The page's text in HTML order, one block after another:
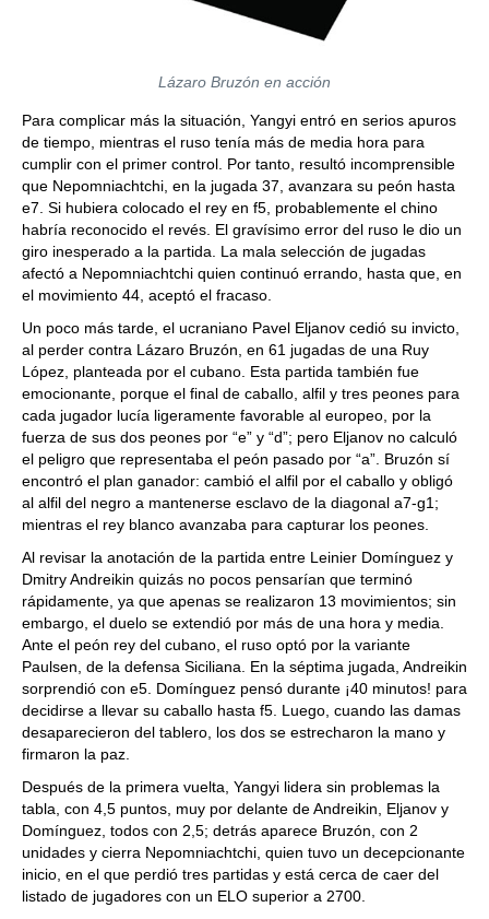
Lázaro Bruzón en acción
Para complicar más la situación, Yangyi entró en serios apuros
de tiempo, mientras el ruso tenía más de media hora para
cumplir con el primer control. Por tanto, resultó incomprensible
que Nepomniachtchi, en la jugada 37, avanzara su peón hasta
e7. Si hubiera colocado el rey en f5, probablemente el chino
habría reconocido el revés. El gravísimo error del ruso le dio un
giro inesperado a la partida. La mala selección de jugadas
afectó a Nepomniachtchi quien continuó errando, hasta que, en
el movimiento 44, aceptó el fracaso.
Un poco más tarde, el ucraniano Pavel Eljanov cedió su invicto,
al perder contra Lázaro Bruzón, en 61 jugadas de una Ruy
López, planteada por el cubano. Esta partida también fue
emocionante, porque el final de caballo, alfil y tres peones para
cada jugador lucía ligeramente favorable al europeo, por la
fuerza de sus dos peones por “e” y “d”; pero Eljanov no calculó
el peligro que representaba el peón pasado por “a”. Bruzón sí
encontró el plan ganador: cambió el alfil por el caballo y obligó
al alfil del negro a mantenerse esclavo de la diagonal a7-g1;
mientras el rey blanco avanzaba para capturar los peones.
Al revisar la anotación de la partida entre Leinier Domínguez y
Dmitry Andreikin quizás no pocos pensarían que terminó
rápidamente, ya que apenas se realizaron 13 movimientos; sin
embargo, el duelo se extendió por más de una hora y media.
Ante el peón rey del cubano, el ruso optó por la variante
Paulsen, de la defensa Siciliana. En la séptima jugada, Andreikin
sorprendió con e5. Domínguez pensó durante ¡40 minutos! para
decidirse a llevar su caballo hasta f5. Luego, cuando las damas
desaparecieron del tablero, los dos se estrecharon la mano y
firmaron la paz.
Después de la primera vuelta, Yangyi lidera sin problemas la
tabla, con 4,5 puntos, muy por delante de Andreikin, Eljanov y
Domínguez, todos con 2,5; detrás aparece Bruzón, con 2
unidades y cierra Nepomniachtchi, quien tuvo un decepcionante
inicio, en el que perdió tres partidas y está cerca de caer del
listado de jugadores con un ELO superior a 2700.